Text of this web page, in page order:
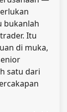
bukanlah
Itu
di muka,
satu dari